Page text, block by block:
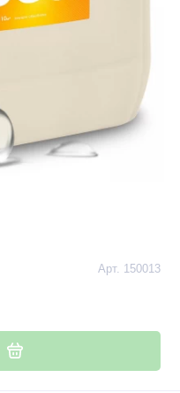
Арт. 150013